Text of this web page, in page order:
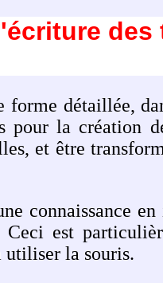
des
détaillée,
pour la création
et être
connaissance
est
utiliser la souris.